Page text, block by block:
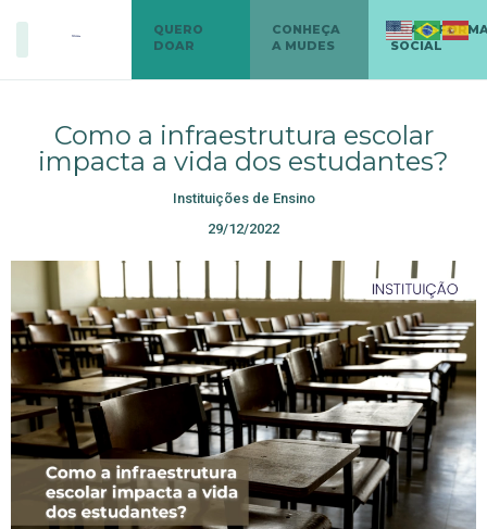
QUERO
DOAR
CONHEÇA
A MUDES
SOCIAL
Como a infraestrutura escolar
impacta a vida dos estudantes?
Instituições de Ensino
29/12/2022